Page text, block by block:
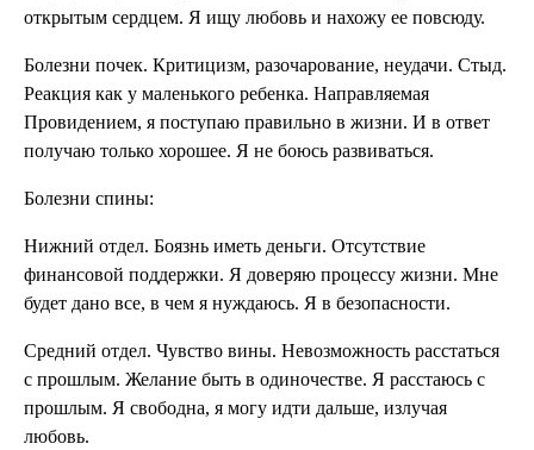
открытым сердцем. Я ищу любовь и нахожу ее повсюду.
Болезни почек. Критицизм, разочарование, неудачи. Стыд.
Реакция как у маленького ребенка. Направляемая
Провидени­ем, я поступаю правильно в жизни. И в ответ
получаю только хорошее. Я не боюсь развиваться.
Болезни спины:
Нижний отдел. Боязнь иметь деньги. Отсут­ствие
финансовой поддерж­ки. Я доверяю процессу жизни. Мне
будет дано все, в чем я нуждаюсь. Я в безопасности.
Средний отдел. Чувство вины. Невозмож­ность расстаться
с прошлым. Желание быть в одиночестве. Я расстаюсь с
прошлым. Я сво­бодна, я могу идти дальше, излучая
любовь.